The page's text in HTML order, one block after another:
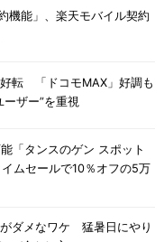
機能」、楽天モバイル契約
転 「ドコモMAX」好調も
ザー”を重視
「タンスのゲン スポット
ムセールで10％オフの5万
ダメなワケ 猛暑日にやり